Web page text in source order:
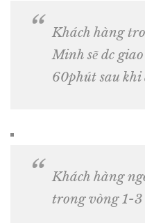
Khách hàng
Minh sẽ dc
60phút sau khi
Khách hàng
trong vòng 1-